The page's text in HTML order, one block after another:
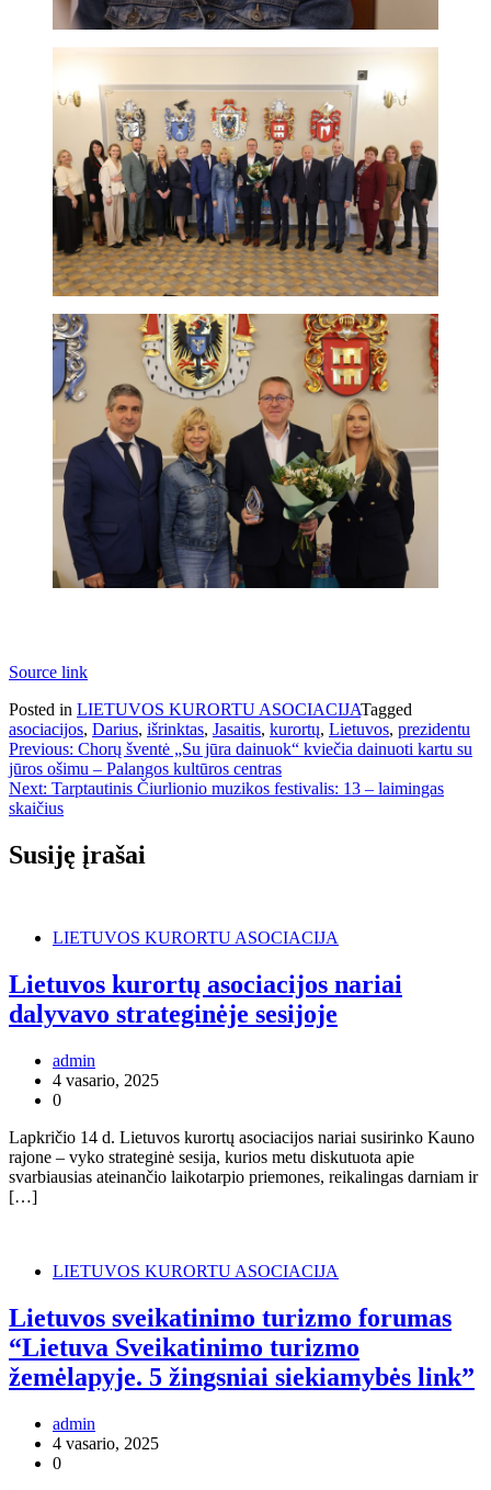
Source link
Posted in LIETUVOS KURORTU ASOCIACIJATagged
asociacijos, Darius, išrinktas, Jasaitis, kurortų, Lietuvos, prezidentu
Navigacija
tarp
įrašų
Previous: Chorų šventė „Su jūra dainuok“ kviečia dainuoti kartu su
jūros ošimu – Palangos kultūros centras
Next: Tarptautinis Čiurlionio muzikos festivalis: 13 – laimingas
skaičius
Susiję įrašai
LIETUVOS KURORTU ASOCIACIJA
Lietuvos kurortų asociacijos nariai
dalyvavo strateginėje sesijoje
admin
4 vasario, 2025
0
Lapkričio 14 d. Lietuvos kurortų asociacijos nariai susirinko Kauno
rajone – vyko strateginė sesija, kurios metu diskutuota apie
svarbiausias ateinančio laikotarpio priemones, reikalingas darniam ir
[…]
LIETUVOS KURORTU ASOCIACIJA
Lietuvos sveikatinimo turizmo forumas
“Lietuva Sveikatinimo turizmo
žemėlapyje. 5 žingsniai siekiamybės link”
admin
4 vasario, 2025
0